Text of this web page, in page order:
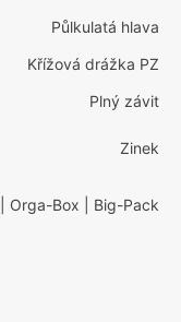
Půlkulatá hlava
Křížová drážka PZ
Plný závit
Zinek
| Orga-Box | Big-Pack